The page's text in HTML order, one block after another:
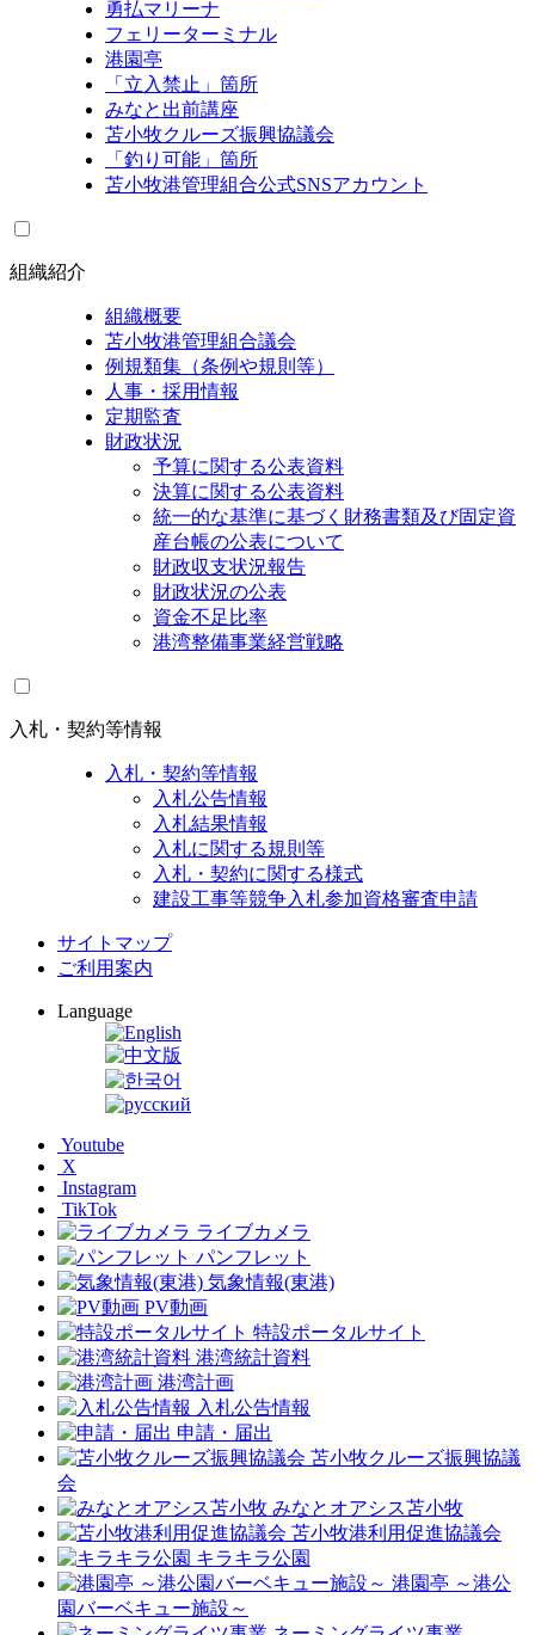
勇払マリーナ
フェリーターミナル
港園亭
「立入禁止」箇所
みなと出前講座
苫小牧クルーズ振興協議会
「釣り可能」箇所
苫小牧港管理組合公式SNSアカウント
組織紹介
組織概要
苫小牧港管理組合議会
例規類集（条例や規則等）
人事・採用情報
定期監査
財政状況
予算に関する公表資料
決算に関する公表資料
統一的な基準に基づく財務書類及び固定資
産台帳の公表について
財政収支状況報告
財政状況の公表
資金不足比率
港湾整備事業経営戦略
入札・契約等情報
入札・契約等情報
入札公告情報
入札結果情報
入札に関する規則等
入札・契約に関する様式
建設工事等競争入札参加資格審査申請
サイトマップ
ご利用案内
Language
Youtube
X
Instagram
TikTok
ライブカメラ
パンフレット
気象情報(東港)
PV動画
特設ポータルサイト
港湾統計資料
港湾計画
入札公告情報
申請・届出
苫小牧クルーズ振興協議
会
みなとオアシス苫小牧
苫小牧港利用促進協議会
キラキラ公園
港園亭 ～港公
園バーベキュー施設～